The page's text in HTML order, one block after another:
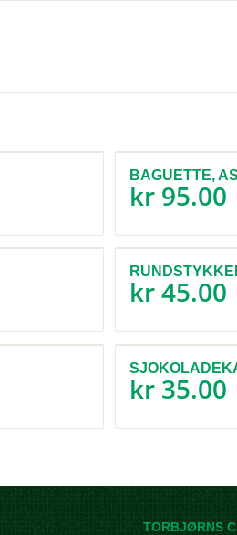
BAGUETTE,
kr95.00
kr45.00
kr35.00
TORBJØRNS